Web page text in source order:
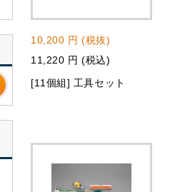
10,200 円 (税抜)
11,220 円 (税込)
[11個組] 工具セット